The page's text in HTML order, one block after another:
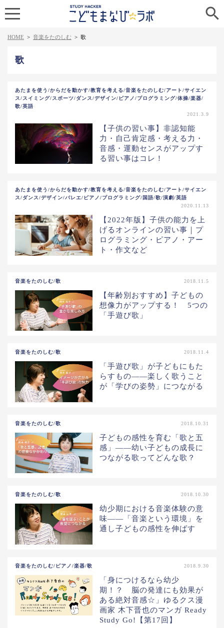

HOME > 音楽をたのしむ > 歌
歌
あたまを使う/からだを動かす/教育を考える/音楽をたのしむ/アート/サイエン
ス/スイミング/スポーツ/ダンス/デザイン/ピアノ/プログラミング/体操/楽器/
歌/英語
2021.3.9
【子供の習い事】非認知能
力・自己肯定感・考える力・
音感・運動センスがアップす
る習い事はコレ！
あたまを使う/からだを動かす/教育を考える/音楽をたのしむ/アート/サイエン
ス/ダンス/デザイン/バレエ/ピアノ/プログラミング/国語/歌/演劇/英語
2020.11.13
【2022年版】子供の能力を上
げるオンラインの習い事｜プ
ログラミング・ピアノ・アー
ト・作文など
音楽をたのしむ/歌 2018.11.5
【年齢別おすすめ】子どもの
想像力がアップする！ 5つの
「手遊び歌」
音楽をたのしむ/歌 2018.11.4
「手遊び歌」が子どもにもた
らすもの――楽しく歌うこと
が「学びの姿勢」につながる
音楽をたのしむ/歌 2018.10.31
子どもの感性を育む「歌と五
感」――幼い子どもの成長に
つながる歌ってどんな歌？
音楽をたのしむ/歌 2018.10.30
幼少期における音楽体験の意
味――「音楽という環境」を
通し子どもの感性を伸ばす
音楽をたのしむ/ピアノ/楽器/歌 2018.9.30
「身につけるなら幼少
期！？ 脳の発達にも効果が
ある絶対音感☆」ゆるクス漫
画家 木下晋也のマンガ Ready
Study Go!【第17回】